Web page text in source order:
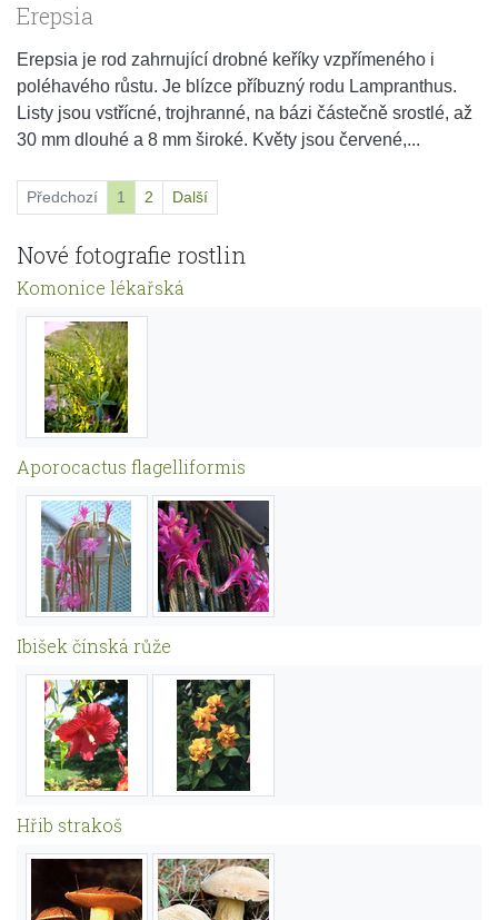
Erepsia
Erepsia je rod zahrnující drobné keříky vzpřímeného i
poléhavého růstu. Je blízce příbuzný rodu Lampranthus.
Listy jsou vstřícné, trojhranné, na bázi částečně srostlé, až
30 mm dlouhé a 8 mm široké. Květy jsou červené,...
Předchozí 1 2 Další
Nové fotografie rostlin
Komonice lékařská
Aporocactus flagelliformis
Ibišek čínská růže
Hřib strakoš